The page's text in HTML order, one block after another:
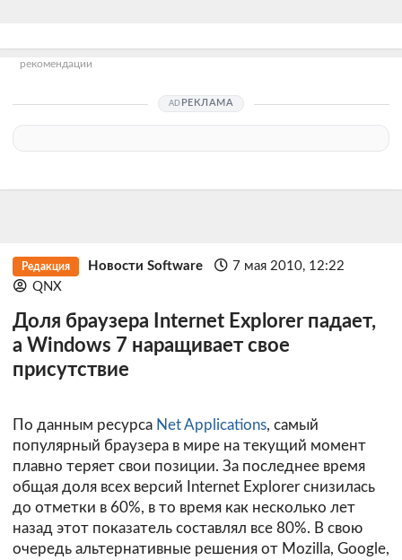
рекомендации
РЕКЛАМА
Редакция Новости Software
7 мая 2010, 12:22
QNX
Доля браузера Internet Explorer падает,
а Windows 7 наращивает свое
присутствие
По данным ресурса Net Applications, самый
популярный браузера в мире на текущий момент
плавно теряет свои позиции. За последнее время
общая доля всех версий Internet Explorer снизилась
до отметки в 60%, в то время как несколько лет
назад этот показатель составлял все 80%. В свою
очередь альтернативные решения от Mozilla, Google,